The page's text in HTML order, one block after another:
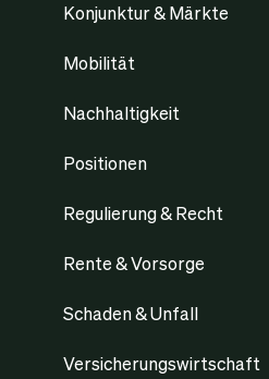
Konjunktur & Märkte
Mobilität
Nachhaltigkeit
Positionen
Regulierung & Recht
Rente & Vorsorge
Schaden & Unfall
Versicherungswirtschaft